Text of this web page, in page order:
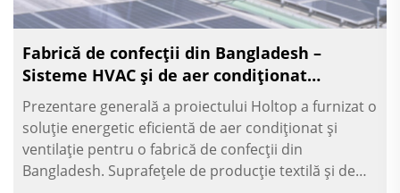
Fabrică de confecții din Bangladesh –
Sisteme HVAC și de aer condiționat
ecologice
Prezentare generală a proiectului Holtop a furnizat o
soluție energetic eficientă de aer condiționat și
ventilație pentru o fabrică de confecții din
Bangladesh. Suprafețele de producție textilă și de